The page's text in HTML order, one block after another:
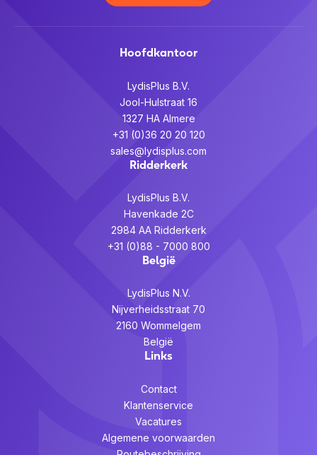
Hoofdkantoor
LydisPlus B.V.
Jool-Hulstraat 16
1327 HA Almere
+31 (0)36 20 20 120
sales@lydisplus.com
Ridderkerk
LydisPlus B.V.
Havenkade 2C
2984 AA Ridderkerk
+31 (0)88 - 7000 800
België
LydisPlus N.V.
Nijverheidsstraat 70
2160 Wommelgem
België
Links
Contact
Klantenservice
Vacatures
Algemene voorwaarden